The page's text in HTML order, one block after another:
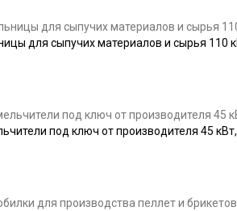
для сыпучих материалов и сырья 110
под ключ от производителя 45 кВт,